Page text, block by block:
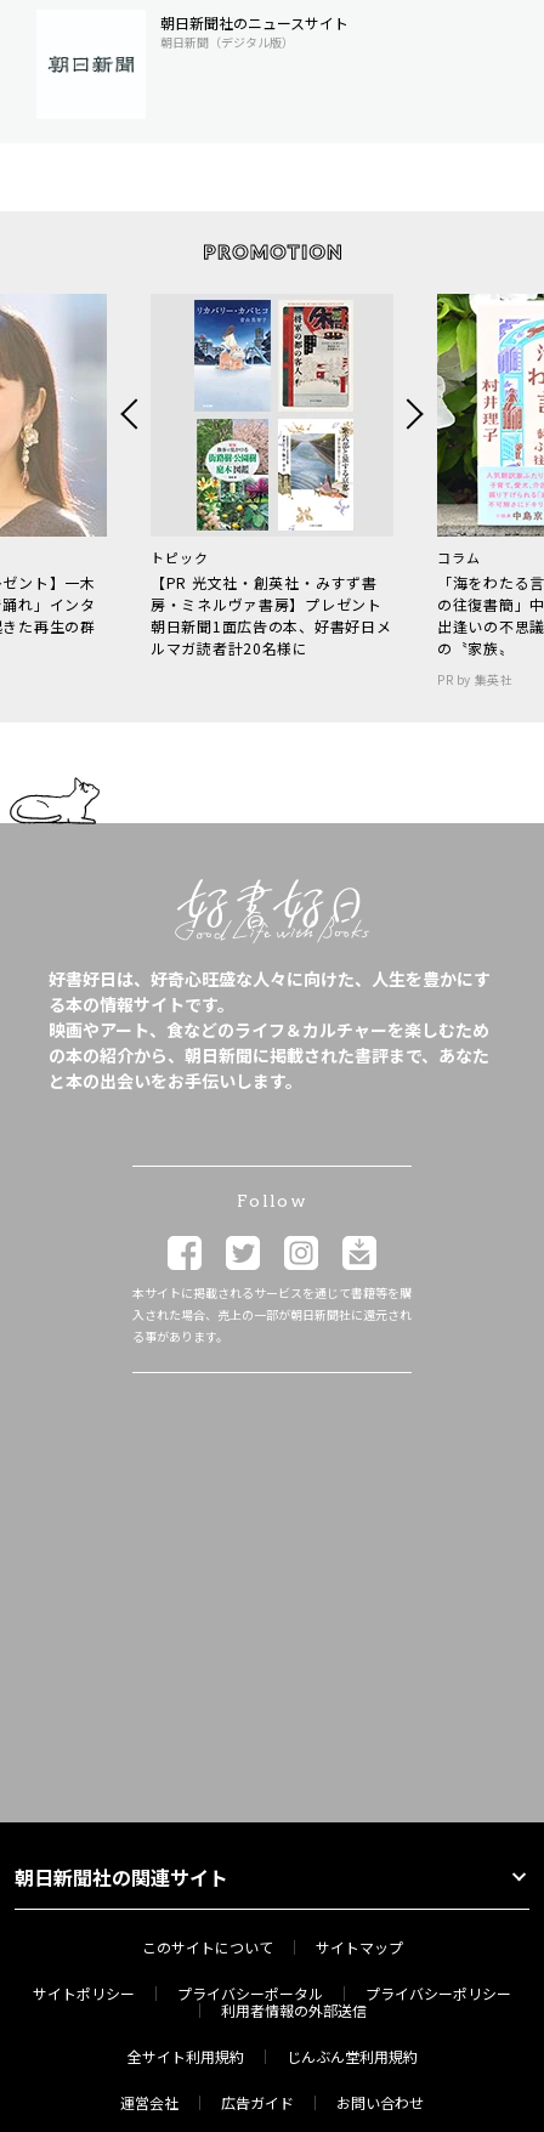
朝日新聞社のニュースサイト
朝日新聞（デジタル版）
ント】一木
れ」インタ
た再生の群
トピック
【PR 光文社・創英社・みすず書
房・ミネルヴァ書房】プレゼント
朝日新聞1面広告の本、好書好日メ
ルマガ読者計20名様に
コラム
「海をわた
の往復書簡」
出逢いの不思
の〝家族〟
PR by 集英社
好書好日は、好奇心旺盛な人々に向けた、人生を豊かにす
る本の情報サイトです。
映画やアート、食などのライフ＆カルチャーを楽しむため
の本の紹介から、朝日新聞に掲載された書評まで、あなた
と本の出会いをお手伝いします。
Follow
本サイトに掲載されるサービスを通じて書籍等を購
入された場合、売上の一部が朝日新聞社に還元され
る事があります。
朝日新聞社の関連サイト
このサイトについて サイトマップ
サイトポリシー プライバシーポータル
プライバシーポリシー
利用者情報の外部送信
全サイト利用規約 じんぶん堂利用規約
運営会社 広告ガイド お問い合わせ